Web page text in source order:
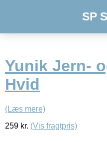
SP
Yunik Jern-
Hvid
(Læs mere)
259 kr. (Vis fragtpris)